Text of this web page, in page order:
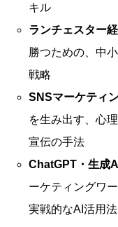
キル
ランチェスター
勝つための、中
戦略
SNSマーケティ
を生み出す、心
宣伝の手法
ChatGPT・生成
ーケティングワ
実戦的なAI活用法